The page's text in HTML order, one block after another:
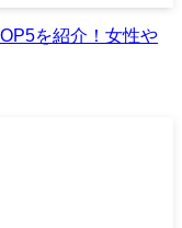
を紹介！女性や